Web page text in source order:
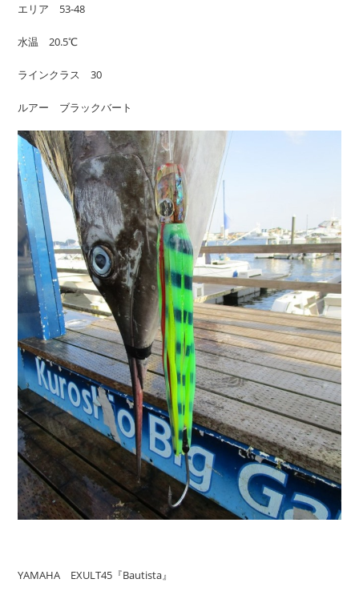
エリア 53-48
水温 20.5℃
ラインクラス 30
ルアー ブラックバート
YAMAHA EXULT45『Bautista』